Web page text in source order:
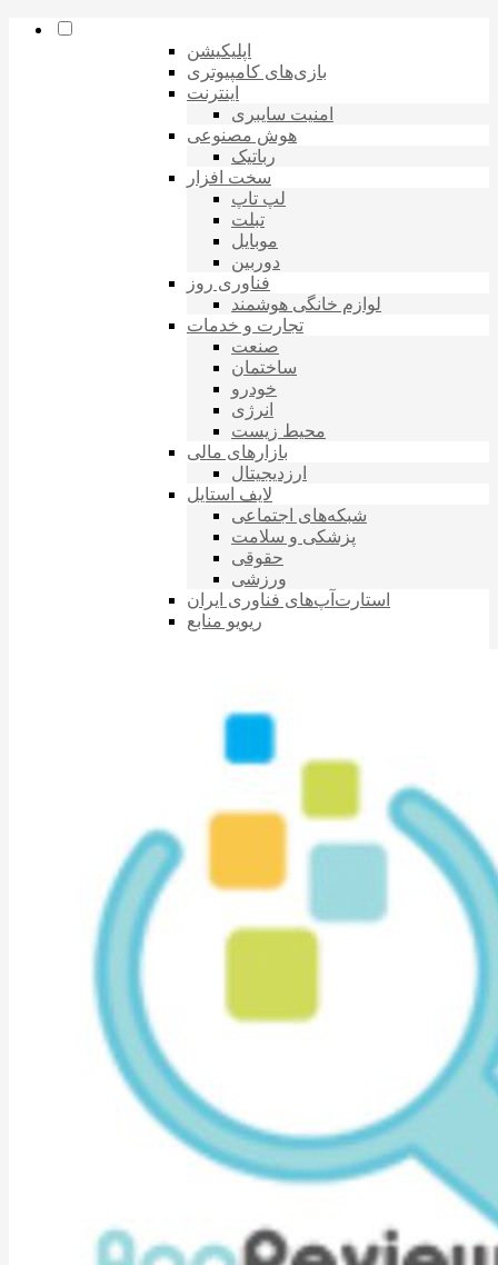
اپلیکیشن
بازی‌های کامپیوتری
اینترنت
امنیت سایبری
هوش مصنوعی
رباتیک
سخت افزار
لپ تاپ
تبلت
موبایل
دوربین
فناوری روز
لوازم خانگی هوشمند
تجارت و خدمات
صنعت
ساختمان
خودرو
انرژی
محیط زیست
بازارهای مالی
ارزدیجیتال
لایف استایل
شبکه‌های اجتماعی
پزشکی و سلامت
حقوقی
ورزشی
استارت‌آپ‌های فناوری ایران
ریویو منابع